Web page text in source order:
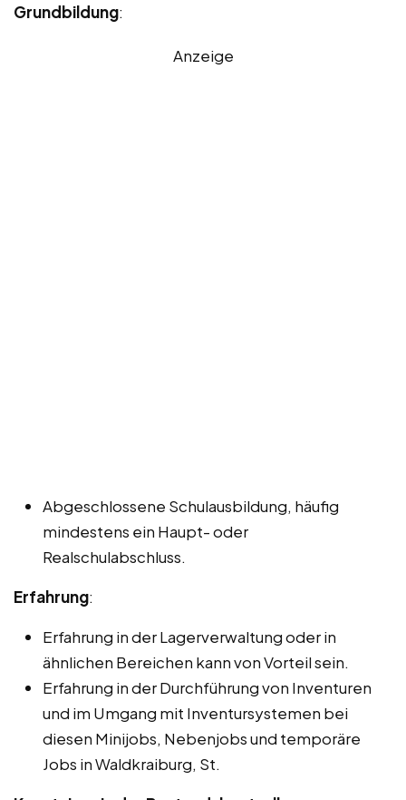
Grundbildung:
Anzeige
Abgeschlossene Schulausbildung, häufig
mindestens ein Haupt- oder
Realschulabschluss.
Erfahrung:
Erfahrung in der Lagerverwaltung oder in
ähnlichen Bereichen kann von Vorteil sein.
Erfahrung in der Durchführung von Inventuren
und im Umgang mit Inventursystemen bei
diesen Minijobs, Nebenjobs und temporäre
Jobs in Waldkraiburg, St.